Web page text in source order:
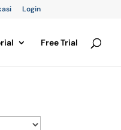
Login
Free Trial